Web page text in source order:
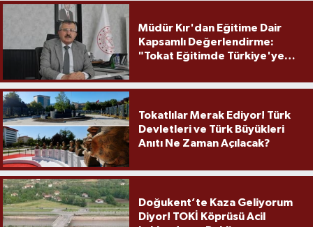
Müdür Kır'dan Eğitime Dair
Kapsamlı Değerlendirme:
"Tokat Eğitimde Türkiye'ye
Tokatlılar Merak Ediyor! Türk
Devletleri ve Türk Büyükleri
Anıtı Ne Zaman Açılacak?
Doğukent’te Kaza Geliyorum
Diyor! TOKİ Köprüsü Acil